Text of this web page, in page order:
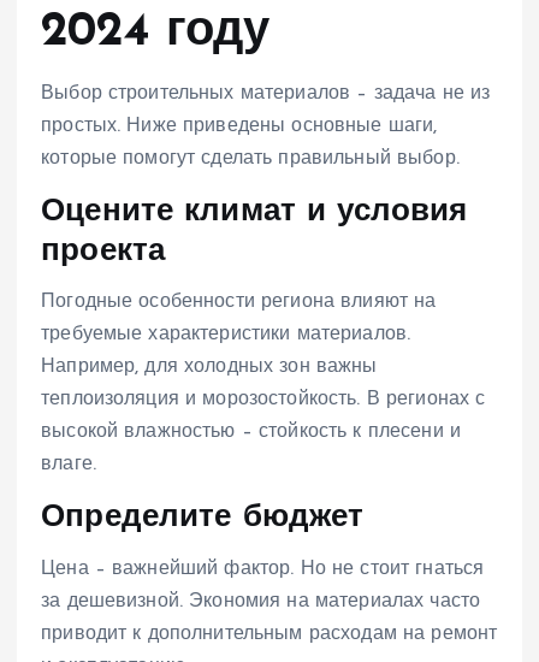
2024 году
Выбор строительных материалов – задача не из
простых. Ниже приведены основные шаги,
которые помогут сделать правильный выбор.
Оцените климат и условия
проекта
Погодные особенности региона влияют на
требуемые характеристики материалов.
Например, для холодных зон важны
теплоизоляция и морозостойкость. В регионах с
высокой влажностью – стойкость к плесени и
влаге.
Определите бюджет
Цена – важнейший фактор. Но не стоит гнаться
за дешевизной. Экономия на материалах часто
приводит к дополнительным расходам на ремонт